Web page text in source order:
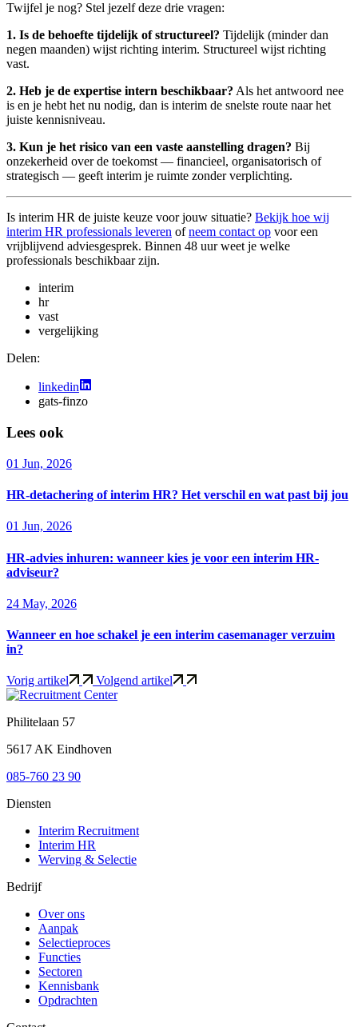
Twijfel je nog? Stel jezelf deze drie vragen:
1. Is de behoefte tijdelijk of structureel? Tijdelijk (minder dan
negen maanden) wijst richting interim. Structureel wijst richting
vast.
2. Heb je de expertise intern beschikbaar? Als het antwoord nee
is en je hebt het nu nodig, dan is interim de snelste route naar het
juiste kennisniveau.
3. Kun je het risico van een vaste aanstelling dragen? Bij
onzekerheid over de toekomst — financieel, organisatorisch of
strategisch — geeft interim je ruimte zonder verplichting.
Is interim HR de juiste keuze voor jouw situatie? Bekijk hoe wij
interim HR professionals leveren ofneem contact op voor een
vrijblijvend adviesgesprek. Binnen 48 uur weet je welke
professionals beschikbaar zijn.
interim
hr
vast
vergelijking
Delen:
linkedin
gats-finzo
Lees ook
01 Jun, 2026
HR-detachering of interim HR? Het verschil en wat past bij jou
01 Jun, 2026
HR-advies inhuren: wanneer kies je voor een interim HR-
adviseur?
24 May, 2026
Wanneer en hoe schakel je een interim casemanager verzuim
in?
Vorig artikel Volgend artikel
Philitelaan 57
5617 AK Eindhoven
085-760 23 90
Diensten
Interim Recruitment
Interim HR
Werving & Selectie
Bedrijf
Over ons
Aanpak
Selectieproces
Functies
Sectoren
Kennisbank
Opdrachten